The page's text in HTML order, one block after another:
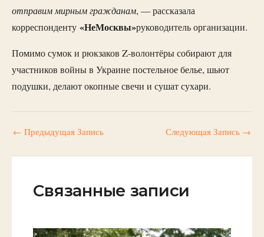
отправим мирным гражданам, — рассказала
корреспонденту «НеМосквы»руководитель организации.
Помимо сумок и рюкзаков Z-волонтёры собирают для
участников войны в Украине постельное белье, шьют
подушки, делают окопные свечи и сушат сухари.
← Предыдущая Запись Следующая Запись →
Связанные записи